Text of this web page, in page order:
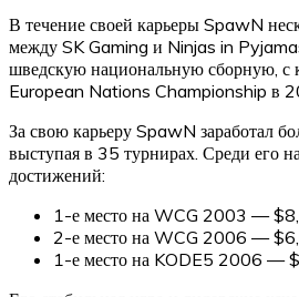
В течение своей карьеры SpawN
между SK Gaming и Ninjas in
шведскую национальную сборную, с
European Nations Championship в
За свою карьеру SpawN заработал
выступая в 35 турнирах. Среди его
достижений:
1-е место на WCG 2003 —
2-е место на WCG 2006 —
1-е место на KODE5 2006 —